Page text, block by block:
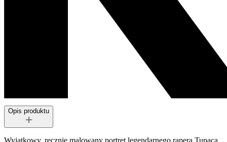
Opis produktu
Wyjątkowy, ręcznie malowany portret legendarnego rapera Tupaca